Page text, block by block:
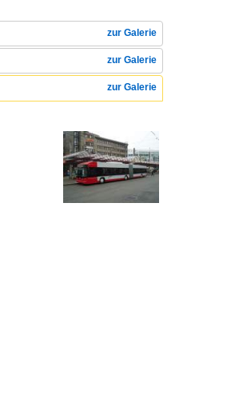
zur Galerie
zur Galerie
zur Galerie